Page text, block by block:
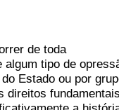
de toda
algum tipo de
Estado ou por
direitos